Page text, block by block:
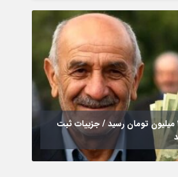
وام بازنشستگان به ۲۰۰ میلیون تومان رسید / جزییات ثبت